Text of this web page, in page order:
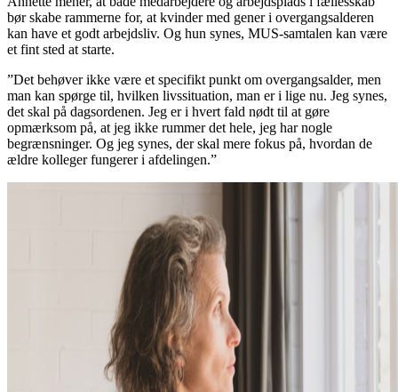
bør skabe rammerne for, at kvinder med gener i overgangsalderen
kan have et godt arbejdsliv. Og hun synes, MUS-samtalen kan være
et fint sted at starte.
”Det behøver ikke være et specifikt punkt om overgangsalder, men
man kan spørge til, hvilken livssituation, man er i lige nu. Jeg synes,
det skal på dagsordenen. Jeg er i hvert fald nødt til at gøre
opmærksom på, at jeg ikke rummer det hele, jeg har nogle
begrænsninger. Og jeg synes, der skal mere fokus på, hvordan de
ældre kolleger fungerer i afdelingen.”